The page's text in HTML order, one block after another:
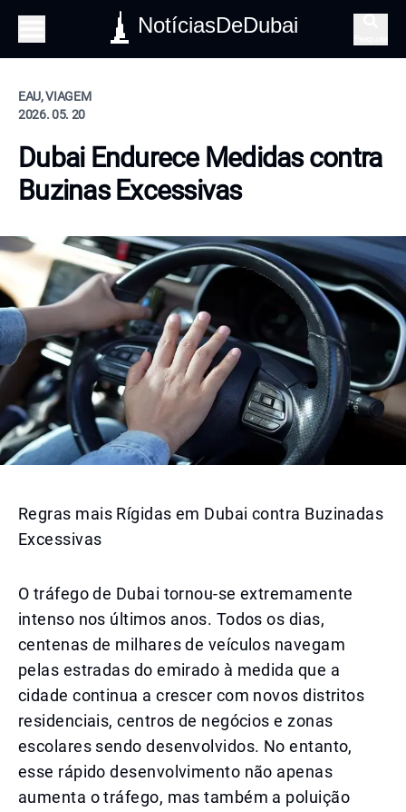
NotíciasDeDubai
EAU, VIAGEM
2026. 05. 20
Dubai Endurece Medidas contra
Buzinas Excessivas
Regras mais Rígidas em Dubai contra Buzinadas
Excessivas
O tráfego de Dubai tornou-se extremamente
intenso nos últimos anos. Todos os dias,
centenas de milhares de veículos navegam
pelas estradas do emirado à medida que a
cidade continua a crescer com novos distritos
residenciais, centros de negócios e zonas
escolares sendo desenvolvidos. No entanto,
esse rápido desenvolvimento não apenas
aumenta o tráfego, mas também a poluição